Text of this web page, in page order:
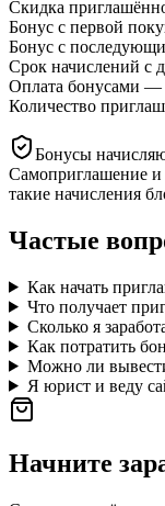
Скидка
Бонус с первой
Бонус с
Срок начислений с
Оплата бонусами —
Количество
Бонусы
Самоприглашение и
такие начисления
Частые
Как начать
Что получает
Сколько я
Как потратить
Можно ли
Я юрист и веду
Начните